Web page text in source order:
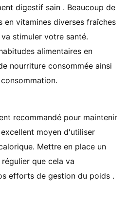
digestif sain . Beaucoup de
en vitamines diverses fraîches
stimuler votre santé.
alimentaires en
nourriture consommée ainsi
recommandé pour maintenir
moyen d'utiliser
Mettre en place un
que cela va
efforts de gestion du poids .